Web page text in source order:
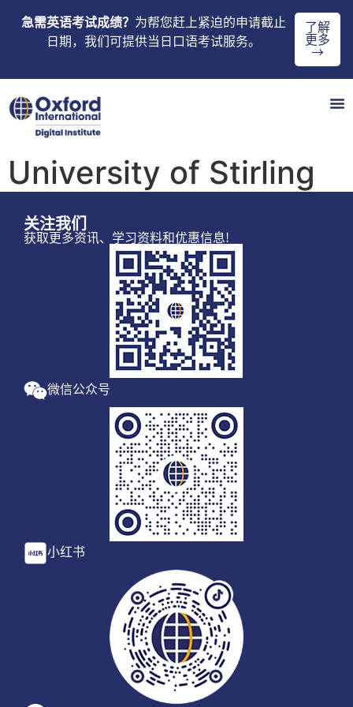
急需英语考试成绩？ 为帮您赶上紧迫的申请截止
日期，我们可提供当日口语考试服务。
了解
更多
→
University of Stirling
关注我们
获取更多资讯、学习资料和优惠信息!
微信公众号
小红书